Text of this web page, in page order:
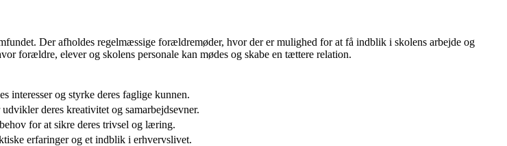
Der afholdes regelmæssige forældremøder, hvor der er mulighed for at få indblik i skolens arbejde og
forældre, elever og skolens personale kan mødes og skabe en tættere relation.
interesser og styrke deres faglige kunnen.
deres kreativitet og samarbejdsevner.
for at sikre deres trivsel og læring.
erfaringer og et indblik i erhvervslivet.